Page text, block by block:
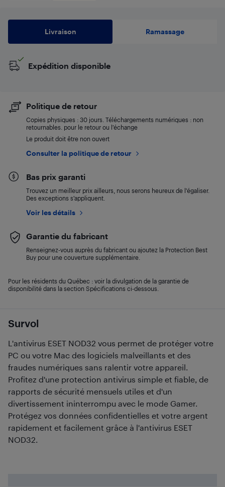
Survol
L'antivirus ESET NOD32 vous permet de protéger votre
PC ou votre Mac des logiciels malveillants et des
fraudes numériques sans ralentir votre appareil.
Profitez d'une protection antivirus simple et fiable, de
rapports de sécurité mensuels utiles et d'un
divertissement ininterrompu avec le mode Gamer.
Protégez vos données confidentielles et votre argent
rapidement et facilement grâce à l'antivirus ESET
NOD32.
Livraison Ramassage
Expédition disponible
Politique de retour
Copies physiques : 30 jours. Téléchargements numériques : non
retournables. pour le retour ou l’échange
Le produit doit être non ouvert
Consulter la politique de retour
Bas prix garanti
Trouvez un meilleur prix ailleurs, nous serons heureux de l’égaliser.
Des exceptions s’appliquent.
Voir les détails
Garantie du fabricant
Renseignez-vous auprès du fabricant ou ajoutez la Protection Best
Buy pour une couverture supplémentaire.
Pour les résidents du Québec : voir la divulgation de la garantie de
disponibilité dans la section Spécifications ci-dessous.